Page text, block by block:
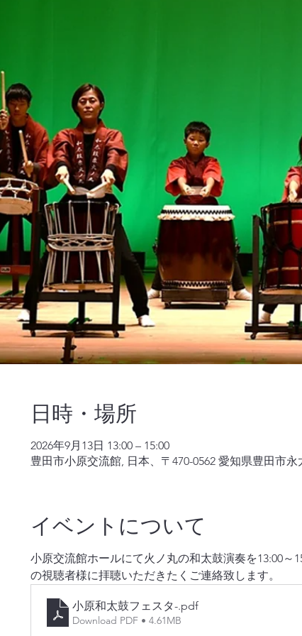
日時・場所
2026年9月13日 13:00 – 15:00
豊田市小原交流館, 日本、〒470-0562 愛知県豊田市
イベントについて
小原交流館ホールにて火ノ丸の和太鼓演奏を13:00
の視聴者様に拝聴いただきたくご連絡致します。
小原和太鼓フェスタ-.pdf
Download PDF • 4.61MB